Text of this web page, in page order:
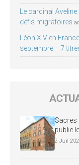
Le cardinal
défis migratoires
Léon XIV en
septembre – 7
Sacres
publie
2 Juil